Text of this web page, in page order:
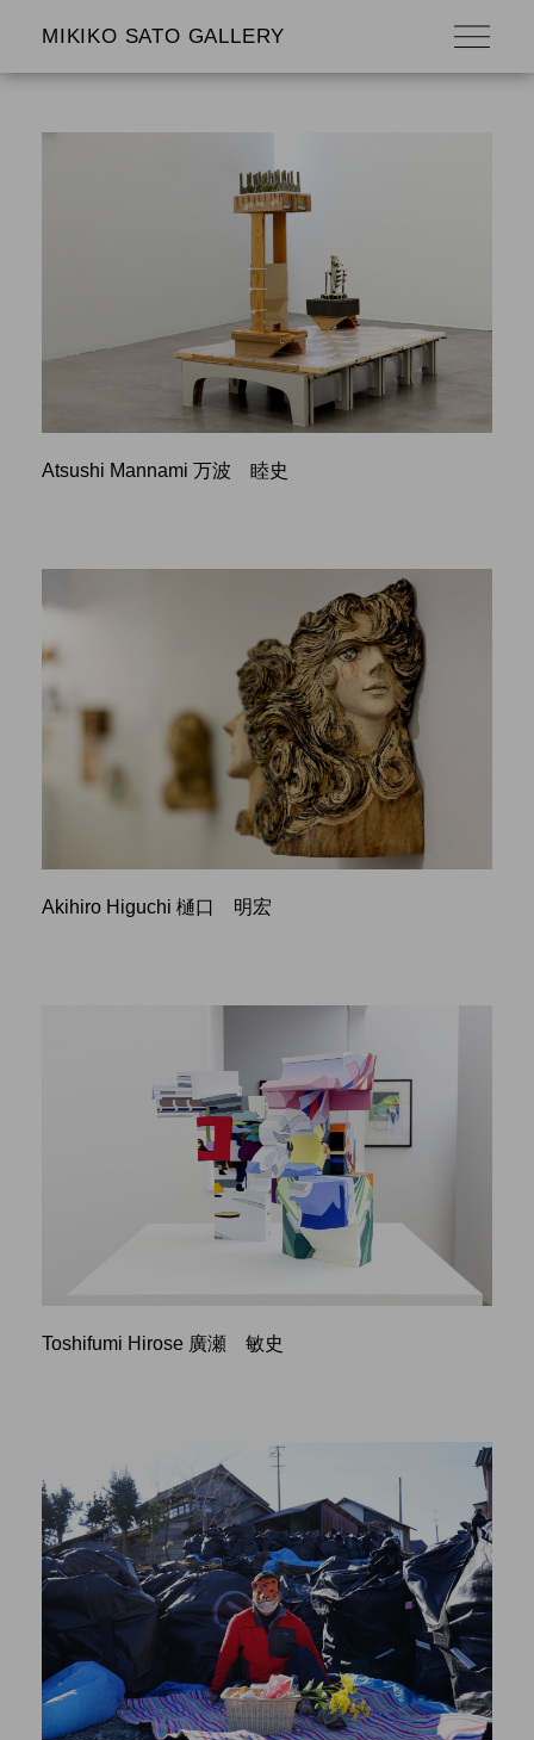
MIKIKO SATO GALLERY
Atsushi Mannami 万波 睦史
Akihiro Higuchi 樋口 明宏
Toshifumi Hirose 廣瀬 敏史